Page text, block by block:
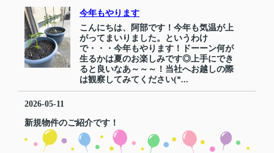
今年もやります
こんにちは、阿部です！今年も気温が上
がってまいりました。というわけ
で・・・今年もやります！ドーーン何が
生るかは夏のお楽しみです◎上手にでき
ると良いなあ～～～！当社へお越しの際
は観察してみてください(*...
2026-05-11
新規物件のご紹介です！